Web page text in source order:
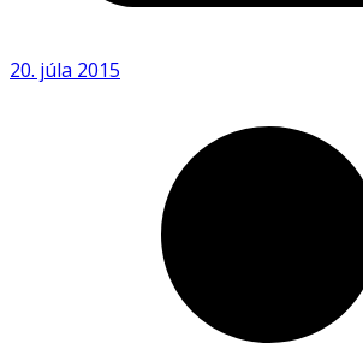
20. júla 2015